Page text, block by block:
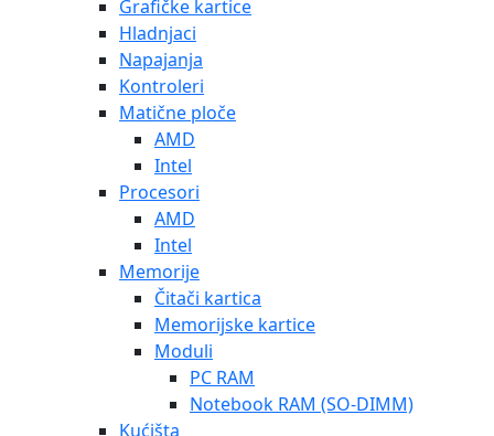
Grafičke kartice
Hladnjaci
Napajanja
Kontroleri
Matične ploče
AMD
Intel
Procesori
AMD
Intel
Memorije
Čitači kartica
Memorijske kartice
Moduli
PC RAM
Notebook RAM (SO-DIMM)
Kućišta